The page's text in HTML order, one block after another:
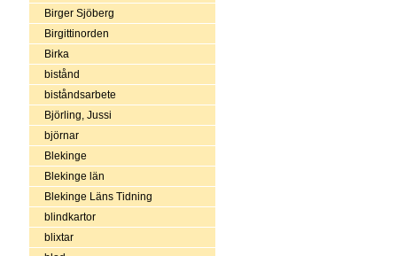
Birger Sjöberg
Birgittinorden
Birka
bistånd
biståndsarbete
Björling, Jussi
björnar
Blekinge
Blekinge län
Blekinge Läns Tidning
blindkartor
blixtar